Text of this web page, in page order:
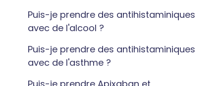
Puis-je prendre des antihistaminiques
avec de l'alcool ?
Puis-je prendre des antihistaminiques
avec de l'asthme ?